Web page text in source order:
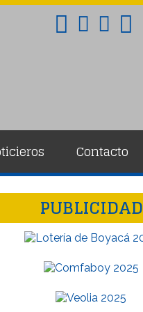
Contacto
PUBLICIDAD